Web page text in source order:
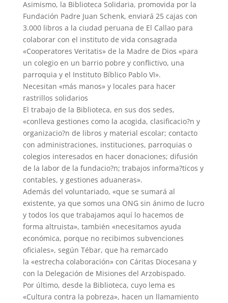
Asimismo, la Biblioteca Solidaria, promovida por la
Fundación Padre Juan Schenk, enviará 25 cajas con
3.000 libros a la ciudad peruana de El Callao para
colaborar con el instituto de vida consagrada
«Cooperatores Veritatis» de la Madre de Dios «para
un colegio en un barrio pobre y conflictivo, una
parroquia y el Instituto Bíblico Pablo VI».
Necesitan «más manos» y locales para hacer
rastrillos solidarios
El trabajo de la Biblioteca, en sus dos sedes,
«conlleva gestiones como la acogida, clasificacio?n y
organizacio?n de libros y material escolar; contacto
con administraciones, instituciones, parroquias o
colegios interesados en hacer donaciones; difusión
de la labor de la fundacio?n; trabajos informa?ticos y
contables, y gestiones aduaneras».
Además del voluntariado, «que se sumará al
existente, ya que somos una ONG sin ánimo de lucro
y todos los que trabajamos aquí lo hacemos de
forma altruista», también «necesitamos ayuda
económica, porque no recibimos subvenciones
oficiales», según Tébar, que ha remarcado
la «estrecha colaboración» con Cáritas Diocesana y
con la Delegación de Misiones del Arzobispado.
Por último, desde la Biblioteca, cuyo lema es
«Cultura contra la pobreza», hacen un llamamiento